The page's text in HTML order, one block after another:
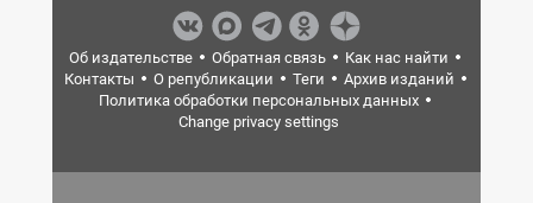
Об издательстве Обратная связь
Как нас найти
Контакты
О републикации Теги
Архив изданий
Политика обработки персональных данных
Change privacy settings